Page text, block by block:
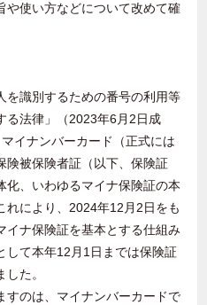
や使い方などについて改めて確
を識別するための番号の利用等
る法律」（2023年6月 2日成
イナンバーカード（正式には
険被保険者証（以下、保険証
化、いわゆるマイナ保険証の本
により、 2024年12 月 2日をも
イナ保険証を基本とする仕組み
して本年12 月 1 日までは保険証
た。
すのは、マイナンバーカードで